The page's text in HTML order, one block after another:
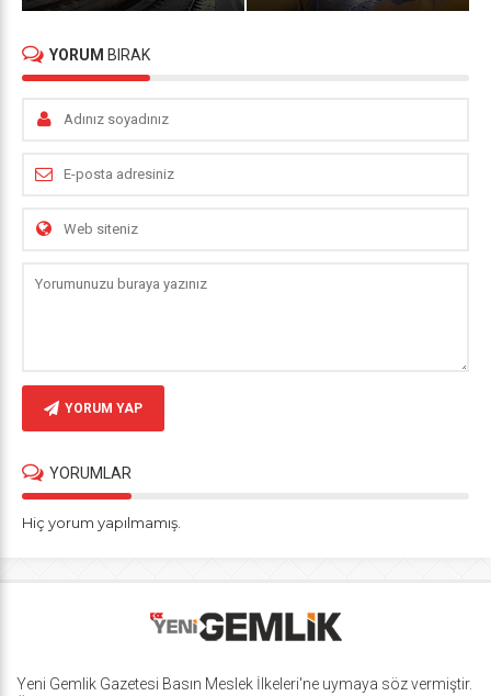
YORUM BIRAK
YORUM YAP
YORUMLAR
Hiç yorum yapılmamış.
Yeni Gemlik Gazetesi Basın Meslek İlkeleri'ne uymaya söz vermiştir.